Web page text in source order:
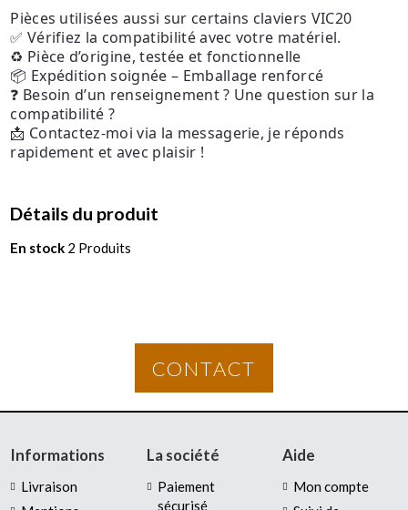
Pièces utilisées aussi sur certains claviers VIC20
✅ Vérifiez la compatibilité avec votre matériel.
♻️ Pièce d’origine, testée et fonctionnelle
📦 Expédition soignée – Emballage renforcé
❓ Besoin d’un renseignement ? Une question sur la
compatibilité ?
📩 Contactez-moi via la messagerie, je réponds
rapidement et avec plaisir !
Détails du produit
En stock 2 Produits
CONTACT
Informations
Livraison
La société
Paiement
sécurisé
Aide
Mon compte